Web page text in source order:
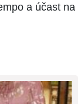
a účast na